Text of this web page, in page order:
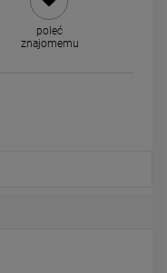
poleć
znajomemu